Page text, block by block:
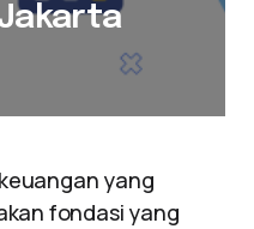
yang
fondasi yang